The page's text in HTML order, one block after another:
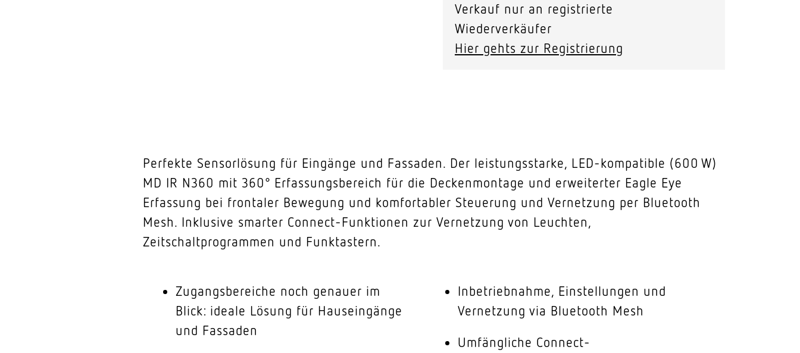
Verkauf nur an registrierte
Wiederverkäufer
Hier gehts zur Registrierung
Perfekte Sensorlösung für Eingänge und Fassaden. Der leistungsstarke, LED-kompatible (600 W)
MD IR N360 mit 360° Erfassungsbereich für die Deckenmontage und erweiterter Eagle Eye
Erfassung bei frontaler Bewegung und komfortabler Steuerung und Vernetzung per Bluetooth
Mesh. Inklusive smarter Connect-Funktionen zur Vernetzung von Leuchten,
Zeitschaltprogrammen und Funktastern.
Zugangsbereiche noch genauer im
Blick: ideale Lösung für Hauseingänge
und Fassaden
Inbetriebnahme, Einstellungen und
Vernetzung via Bluetooth Mesh
Umfängliche Connect-